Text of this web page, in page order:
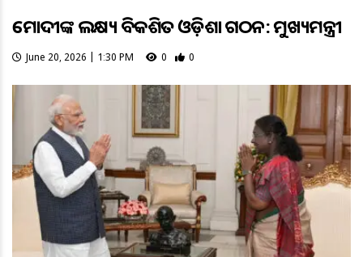
ମୋଦୀଙ୍କ ଲକ୍ଷ୍ୟ ବିକଶିତ ଓଡ଼ିଶା ଗଠନ: ମୁଖ୍ୟମନ୍ତ୍ରୀ
June 20, 2026 | 1:30 PM 0 0